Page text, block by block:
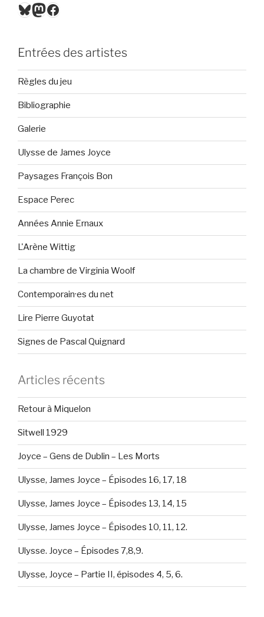
Bluesky
Mastodon
Facebook
Entrées des artistes
Règles du jeu
Bibliographie
Galerie
Ulysse de James Joyce
Paysages François Bon
Espace Perec
Années Annie Ernaux
L'Arène Wittig
La chambre de Virginia Woolf
Contemporain·es du net
Lire Pierre Guyotat
Signes de Pascal Quignard
Articles récents
Retour à Miquelon
Sitwell 1929
Joyce – Gens de Dublin – Les Morts
Ulysse, James Joyce – Épisodes 16, 17, 18
Ulysse, James Joyce – Épisodes 13, 14, 15
Ulysse, James Joyce – Épisodes 10, 11, 12.
Ulysse. Joyce – Épisodes 7,8,9.
Ulysse, Joyce – Partie II, épisodes 4, 5, 6.